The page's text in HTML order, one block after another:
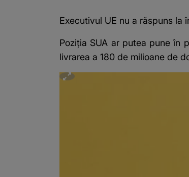
Executivul UE nu a răspuns
Poziţia SUA ar putea pune în
livrarea a 180 de milioane de